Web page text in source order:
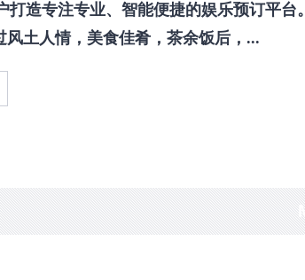
打造专注专业、智能便捷的娱乐预订平台。
土人情，美食佳肴，茶余饭后，...